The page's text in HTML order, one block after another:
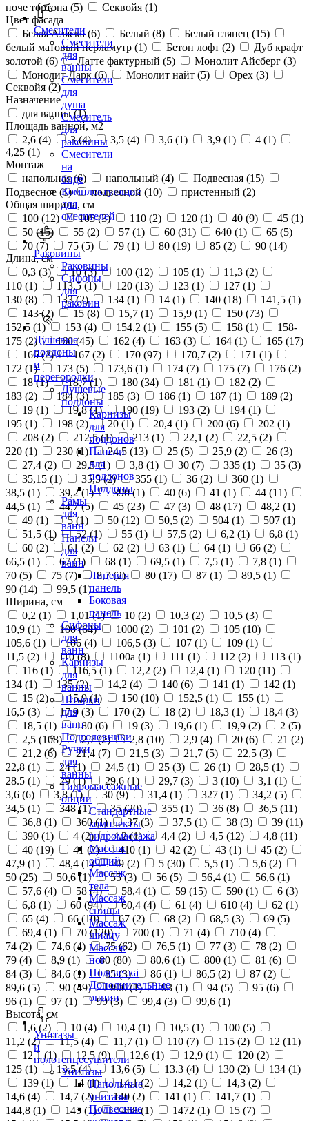
Смесители
Смесители
для
ванны
Смесители
для
душа
Смеситель
для
раковины
Смесители
на
биде
Комплектующие
для
смесителей
Раковины
Раковины
Сифоны
для
раковин
Душевые
поддоны
и
перегородки
Душевые
поддоны
Карнизы
для
поддонов
Панели
для
поддонов
Поддоны
Рамы
для
ванн
Панели
для
ванн
Лицевая
панель
Боковая
панель
Сифоны
для
ванн
Карнизы
для
ванны
Шторки
для
ванн
Подголовники
Ручки
для
ванны
Гидромассажные
опции
Стандартные
комплекты
гидромассажа
Массаж
общий
Массаж
тела
Массаж
спины
Массаж
шиацу
Массаж
ног
Подсветка
Дополнительные
опции
Унитазы
и
полотенцесушители
Унитазы
Напольные
унитазы
Подвесные
ноче тортона (5) Секвойя (1)
Цвет фасада
Белая Аляска (6) Белый (8) Белый глянец (15)
белый матовый перламутр (1) Бетон лофт (2)
Дуб крафт
золотой (6) Латте фактурный (5) Монолит Айсберг (3)
Монолит Дарк (6) Монолит найт (5) Орех (3)
Секвойя (2)
Назначение
для ванны (1)
Площадь ванной, м2
2,6 (4) 3 (4) 3,5 (4) 3,6 (1) 3,9 (1) 4 (1)
4,25 (1)
Монтаж
напольная (6) напольный (4) Подвесная (15)
Подвесное (1) подвесной (10) пристенный (2)
Общая ширина, см
100 (12) 105 (3) 110 (2) 120 (1) 40 (9) 45 (1)
50 (15) 55 (2) 57 (1) 60 (31) 640 (1) 65 (5)
70 (7) 75 (5) 79 (1) 80 (19) 85 (2) 90 (14)
Длина, см
0,3 (3) 10 (3) 100 (12) 105 (1) 11,3 (2)
110 (1) 113,5 (1) 120 (13) 123 (1) 127 (1)
130 (8) 133 (2) 134 (1) 14 (1) 140 (18) 141,5 (1)
143 (2) 15 (8) 15,7 (1) 15,9 (1) 150 (73)
152,5 (1) 153 (4) 154,2 (1) 155 (5) 158 (1)
158-
175 (2) 160 (45) 162 (4) 163 (3) 164 (1) 165 (17)
166 (2) 167 (2) 170 (97) 170,7 (2) 171 (1)
172 (1) 173 (5) 173,6 (1) 174 (7) 175 (7) 176 (2)
18 (1) 18,7 (1) 180 (34) 181 (1) 182 (2)
183 (2) 184 (3) 185 (3) 186 (1) 187 (1) 189 (2)
19 (1) 19,8 (1) 190 (19) 193 (2) 194 (1)
195 (1) 198 (2) 20 (1) 20,4 (1) 200 (6) 202 (1)
208 (2) 212,5 (1) 213 (1) 22,1 (2) 22,5 (2)
220 (1) 230 (1) 24,5 (13) 25 (5) 25,9 (2) 26 (3)
27,4 (2) 29,5 (1) 3,8 (1) 30 (7) 335 (1) 35 (3)
35,15 (1) 35,5 (2) 355 (1) 36 (2) 360 (1)
38,5 (1) 39,2 (1) 390 (1) 40 (6) 41 (1) 44 (11)
44,5 (1) 44,7 (5) 45 (23) 47 (3) 48 (17) 48,2 (1)
49 (1) 5 (1) 50 (12) 50,5 (2) 504 (1) 507 (1)
51,5 (1) 52 (1) 55 (1) 57,5 (2) 6,2 (1) 6,8 (1)
60 (2) 61 (2) 62 (2) 63 (1) 64 (1) 66 (2)
66,5 (1) 67 (1) 68 (1) 69,5 (1) 7,5 (1) 7,8 (1)
70 (5) 75 (7) 8,7 (2) 80 (17) 87 (1) 89,5 (1)
90 (14) 99,5 (1)
Ширина, см
0,2 (1) 1,01 (1) 10 (2) 10,3 (2) 10,5 (3)
10,9 (1) 100 (64) 1000 (2) 101 (2) 105 (10)
105,6 (1) 106 (4) 106,5 (3) 107 (1) 109 (1)
11,5 (2) 110 (8) 1100а (1) 111 (1) 112 (2) 113 (1)
116 (1) 116,5 (1) 12,2 (2) 12,4 (1) 120 (11)
134 (1) 135 (2) 14,2 (4) 140 (6) 141 (1) 142 (1)
15 (2) 15,9 (1) 150 (10) 152,5 (1) 155 (1)
16,5 (3) 17,9 (3) 170 (2) 18 (2) 18,3 (1) 18,4 (3)
18,5 (1) 180 (6) 19 (3) 19,6 (1) 19,9 (2) 2 (5)
2,5 (108) 2,7 (2) 2,8 (10) 2,9 (4) 20 (6) 21 (2)
21,2 (6) 21,4 (7) 21,5 (3) 21,7 (5) 22,5 (3)
22,8 (1) 24 (1) 24,5 (1) 25 (3) 26 (1) 28,5 (1)
28.5 (1) 29 (1) 29,6 (1) 29,7 (3) 3 (10) 3,1 (1)
3,6 (6) 3,8 (1) 30 (9) 31,4 (1) 327 (1) 34,2 (5)
34,5 (1) 348 (1) 35 (20) 355 (1) 36 (8) 36,5 (11)
36,8 (1) 360 (1) 37 (3) 37,5 (1) 38 (3) 39 (11)
390 (1) 4 (2) 4,2 (1) 4,4 (2) 4,5 (12) 4,8 (11)
40 (19) 41 (2) 410 (1) 42 (2) 43 (1) 45 (2)
47,9 (1) 48,4 (1) 49 (2) 5 (30) 5,5 (1) 5,6 (2)
50 (25) 50,6 (1) 55 (3) 56 (5) 56,4 (1) 56,6 (1)
57,6 (4) 58 (4) 58,4 (1) 59 (15) 590 (1) 6 (3)
6,8 (1) 60 (94) 60,4 (4) 61 (4) 610 (4) 62 (1)
65 (4) 66 (10) 67 (2) 68 (2) 68,5 (3) 69 (5)
69,4 (1) 70 (120) 700 (1) 71 (4) 710 (4)
74 (2) 74,6 (4) 75 (62) 76,5 (1) 77 (3) 78 (2)
79 (4) 8,9 (1) 80 (80) 80,6 (1) 800 (1) 81 (6)
84 (3) 84,6 (1) 85 (3) 86 (1) 86,5 (2) 87 (2)
89,6 (5) 90 (49) 900 (1) 93 (1) 94 (5) 95 (6)
96 (1) 97 (1) 99 (3) 99,4 (3) 99,6 (1)
Высота, см
1,6 (2) 10 (4) 10,4 (1) 10,5 (1) 100 (5)
11,2 (2) 11,5 (4) 11,7 (1) 110 (7) 115 (2) 12 (11)
12,1 (1) 12,5 (9) 12,6 (1) 12,9 (1) 120 (2)
125 (1) 13,5 (4) 13,6 (5) 13.3 (4) 130 (2) 134 (1)
139 (1) 14 (1) 14,1 (2) 14,2 (1) 14,3 (2)
14,6 (4) 14,7 (2) 140 (2) 141 (1) 141,7 (1)
144,8 (1) 145 (1) 1468 (1) 1472 (1) 15 (7)